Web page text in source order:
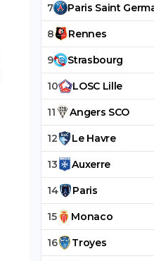
7 Paris Saint
8 Rennes
9 Strasbourg
10 LOSC Lille
11 Angers SCO
12 Le Havre
13 Auxerre
14 Paris
15 Monaco
16 Troyes